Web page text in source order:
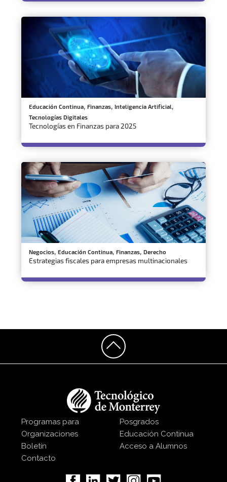
Educación Continua, Finanzas, Inteligencia Artificial,
Tecnologías Digitales
Tecnologías en Finanzas para 2025
Negocios, Educación Continua, Finanzas, Derecho
Estrategias fiscales para empresas multinacionales
Programas para
Organizaciones
Boletín
Contacto
Posgrados
Educación Continua
Acceso a Alumnos